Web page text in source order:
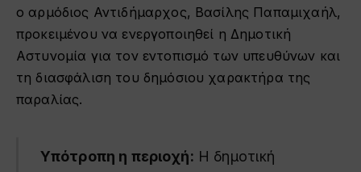
ο αρμόδιος Αντιδήμαρχος, Βασίλης Παπαμιχαήλ,
προκειμένου να ενεργοποιηθεί η Δημοτική
Αστυνομία για τον εντοπισμό των υπευθύνων και
τη διασφάλιση του δημόσιου χαρακτήρα της
παραλίας.
Υπότροπη η περιοχή: Η δημοτική